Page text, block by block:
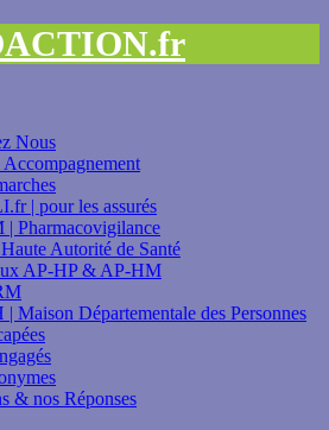
Nous
| pour les assurés
| Pharmacovigilance
Autorité de Santé
AP-HP & AP-HM
Maison Départementale des Personnes
& nos Réponses